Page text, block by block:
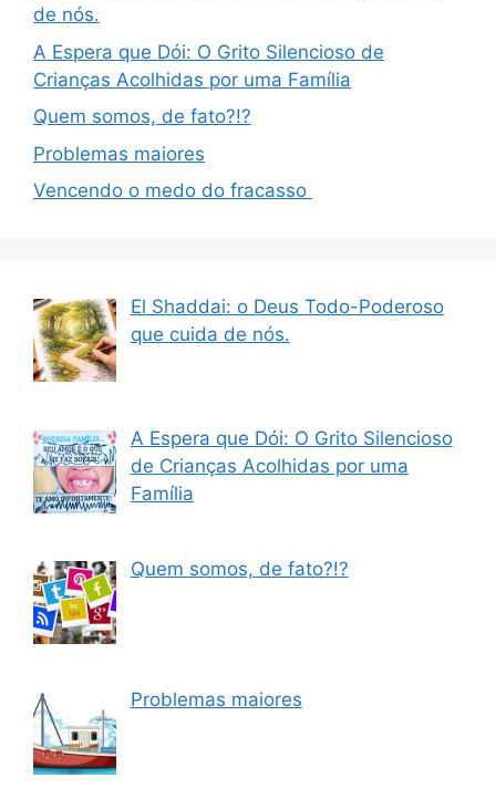
de nós.
A Espera que Dói: O Grito Silencioso de
Crianças Acolhidas por uma Família
Quem somos, de fato?!?
Problemas maiores
Vencendo o medo do fracasso
El Shaddai: o Deus Todo-Poderoso
que cuida de nós.
A Espera que Dói: O Grito Silencioso
de Crianças Acolhidas por uma
Família
Quem somos, de fato?!?
Problemas maiores